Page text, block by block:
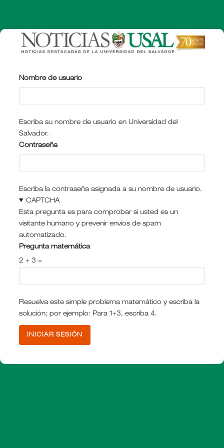
contenido
principal
Nombre de usuario
Escriba su nombre de usuario en Universidad del
Salvador.
Contraseña
Escriba la contraseña asignada a su nombre de usuario.
CAPTCHA
Esta pregunta es para comprobar si usted es un
visitante humano y prevenir envíos de spam
automatizado.
Pregunta matemática
2 + 3 =
Resuelva este simple problema matemático y escriba la
solución; por ejemplo: Para 1+3, escriba 4.